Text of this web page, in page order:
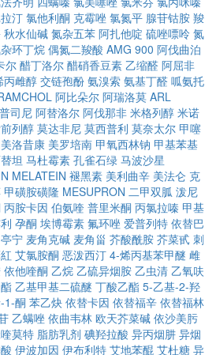
汀 氯他利酮 克霉唑 氯氮平 腺苷钴胺 羧
秋水仙碱 氮杂五苯 阿扎他啶 硫唑嘌呤 氮
环丁烷 偶氮二羧酸 AMG 900 阿伐曲泊
尔 醋丁洛尔 醋硝香豆素 乙缩醛 阿屈非
丙雌醇 交链孢酚 氨溴索 氨基丁醛 呱氨托
阿比朵尔 阿瑞洛莫 ARL
司尼 阿替洛尔 阿伐那非 米格列醇 米诺
列醇 莫达非尼 莫西普利 莫奈太尔 甲噻
美洛昔康 美罗培南 甲氧西林钠 甲基苯基
坦 马杜霉素 孔雀石绿 马波沙星
MELATEIN 褪黑素 美利曲辛 美法仑 克
甲磺胺磺隆 MESUPRON 二甲双胍 泼尼
丙胺卡因 伯氨喹 普里米酮 丙氯拉嗪 甲基
孕酮 埃博霉素 氟环唑 爱普列特 依替巴
宁 麦角克碱 麦角甾 芥酸酰胺 芥菜甙 刺
艾氯胺酮 恶泼西汀 4-烯丙基苯甲醚 雌
依他喹酮 乙烷 乙硫异烟胺 乙虫清 乙氧呋
乙基甲基二硫醚 丁酸乙酯 5-乙基-2-羟
1-酮 苯乙炔 依替卡因 依替福辛 依替福林
乙螨唑 依曲韦林 欧天芥菜碱 依沙美肟
莫特 脂肪乳剂 碘羟拉酸 异丙烟肼 异烟
伊波加因 伊布利特 艾地苯醌 艾杜糖 异